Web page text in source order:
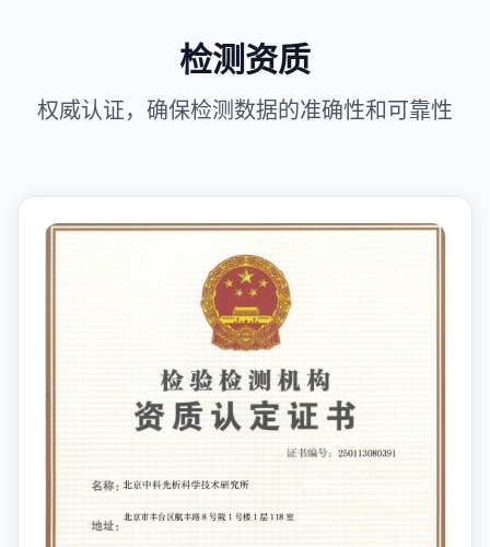
检测资质
权威认证，确保检测数据的准确性和可靠性